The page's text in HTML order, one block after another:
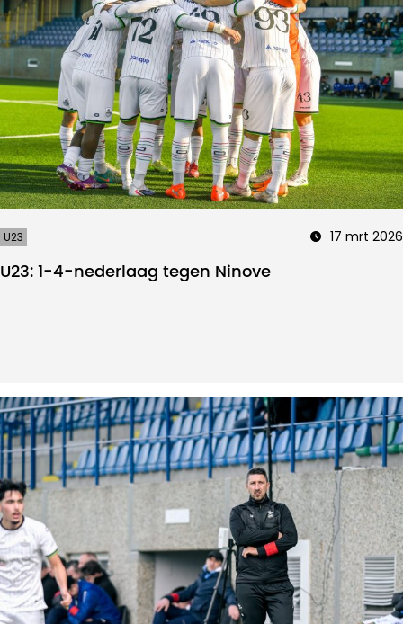
U23 17 mrt 2026
U23: 1-4-nederlaag tegen Ninove